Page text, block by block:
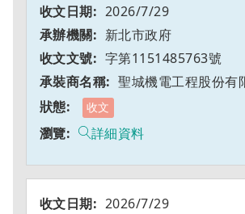
2026/7/29
新北市政府
字第1151485763號
聖城機電工程股份有
收文
詳細資料
2026/7/29